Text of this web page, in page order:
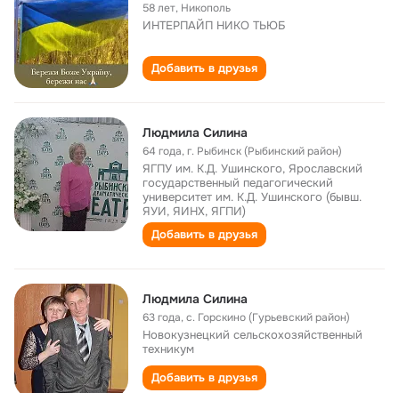
58 лет, Никополь
ИНТЕРПАЙП НИКО ТЬЮБ
Добавить в друзья
Людмила Силина
64 года,г. Рыбинск (Рыбинский район)
ЯГПУ им. К.Д. Ушинского, Ярославский
государственный педагогический
университет им. К.Д. Ушинского (бывш.
ЯУИ, ЯИНХ, ЯГПИ)
Добавить в друзья
Людмила Силина
63 года,с. Горскино (Гурьевский район)
Новокузнецкий сельскохозяйственный
техникум
Добавить в друзья